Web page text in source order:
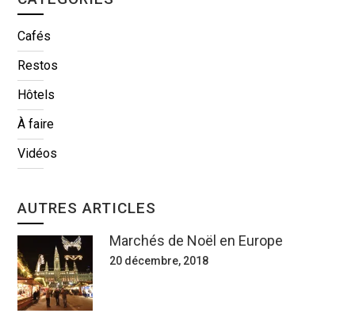
Cafés
Restos
Hôtels
À faire
Vidéos
AUTRES ARTICLES
Marchés de Noël en Europe
20 décembre, 2018